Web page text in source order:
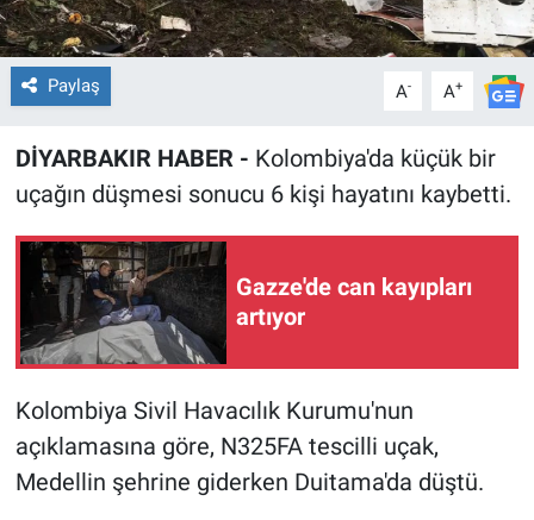
Paylaş A- A+
DİYARBAKIR HABER - Kolombiya'da küçük bir
uçağın düşmesi sonucu 6 kişi hayatını kaybetti.
Gazze'de can kayıpları
artıyor
Kolombiya Sivil Havacılık Kurumu'nun
açıklamasına göre, N325FA tescilli uçak,
Medellin şehrine giderken Duitama'da düştü.
SPOR
TEKNOLOJİ